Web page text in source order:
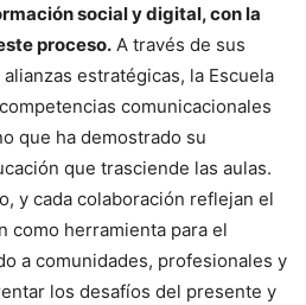
social y digital, con la
proceso. A través de sus
estratégicas, la Escuela
comunicacionales
que ha demostrado su
que trasciende las aulas.
y cada colaboración reflejan el
como herramienta para el
a comunidades, profesionales y
los desafíos del presente y